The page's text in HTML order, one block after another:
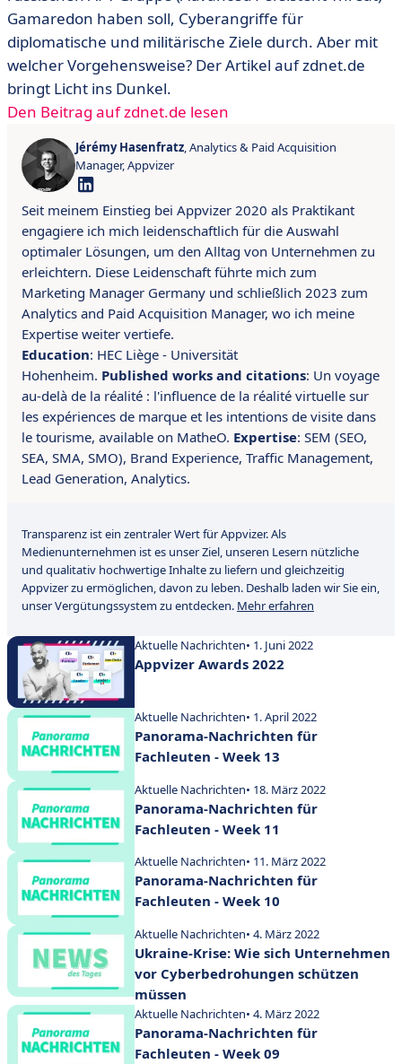
Gamaredon haben soll, Cyberangriffe für
diplomatische und militärische Ziele durch. Aber mit
welcher Vorgehensweise? Der Artikel auf zdnet.de
bringt Licht ins Dunkel.
Den Beitrag auf zdnet.de lesen
Jérémy Hasenfratz, Analytics & Paid Acquisition
Manager, Appvizer
Seit meinem Einstieg bei Appvizer 2020 als Praktikant
engagiere ich mich leidenschaftlich für die Auswahl
optimaler Lösungen, um den Alltag von Unternehmen zu
erleichtern. Diese Leidenschaft führte mich zum
Marketing Manager Germany und schließlich 2023 zum
Analytics and Paid Acquisition Manager, wo ich meine
Expertise weiter vertiefe.
Education: HEC Liège - Universität
Hohenheim. Published works and citations: Un voyage
au-delà de la réalité : l'influence de la réalité virtuelle sur
les expériences de marque et les intentions de visite dans
le tourisme, available on MatheO. Expertise: SEM (SEO,
SEA, SMA, SMO), Brand Experience, Traffic Management,
Lead Generation, Analytics.
Transparenz ist ein zentraler Wert für Appvizer. Als
Medienunternehmen ist es unser Ziel, unseren Lesern nützliche
und qualitativ hochwertige Inhalte zu liefern und gleichzeitig
Appvizer zu ermöglichen, davon zu leben. Deshalb laden wir Sie ein,
unser Vergütungssystem zu entdecken. Mehr erfahren
Aktuelle Nachrichten• 1. Juni 2022
Appvizer Awards 2022
Aktuelle Nachrichten• 1. April 2022
Panorama-Nachrichten für
Fachleuten - Week 13
Aktuelle Nachrichten• 18. März 2022
Panorama-Nachrichten für
Fachleuten - Week 11
Aktuelle Nachrichten• 11. März 2022
Panorama-Nachrichten für
Fachleuten - Week 10
Aktuelle Nachrichten• 4. März 2022
Ukraine-Krise: Wie sich Unternehmen
vor Cyberbedrohungen schützen
müssen
Aktuelle Nachrichten• 4. März 2022
Panorama-Nachrichten für
Fachleuten - Week 09